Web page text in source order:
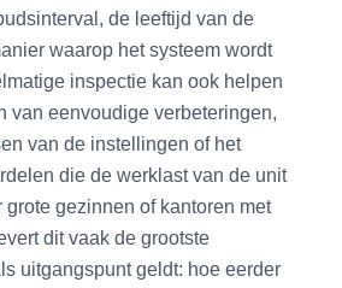
de leeftijd van de
waarop het systeem wordt
inspectie kan ook helpen
van eenvoudige verbeteringen,
van de instellingen of het
die de werklast van de unit
grote gezinnen of kantoren met
dit vaak de grootste
uitgangspunt geldt: hoe eerder